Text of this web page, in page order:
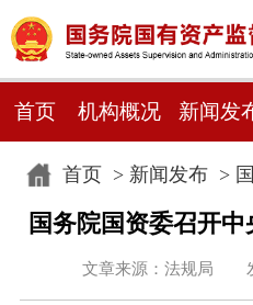
首页 机构概况 新闻发
首页> 新闻发布>
国务院国资委召开
文章来源：法规局 发